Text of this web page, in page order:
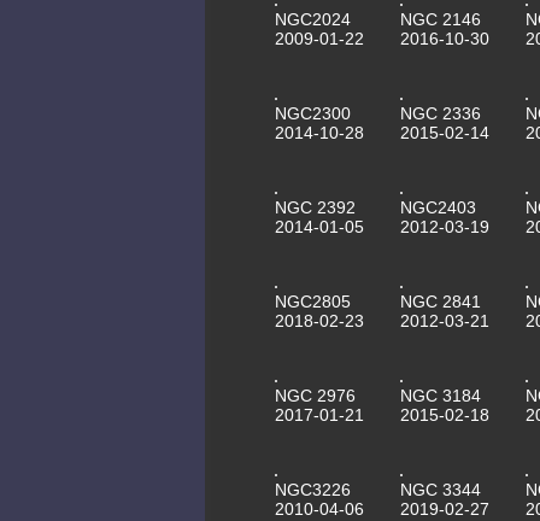
NGC2024
2009-01-22
NGC 2146
2016-10-30
NGC2300
2014-10-28
NGC 2336
2015-02-14
NGC 2392
2014-01-05
NGC2403
2012-03-19
NGC2805
2018-02-23
NGC 2841
2012-03-21
NGC 2976
2017-01-21
NGC 3184
2015-02-18
NGC3226
2010-04-06
NGC 3344
2019-02-27